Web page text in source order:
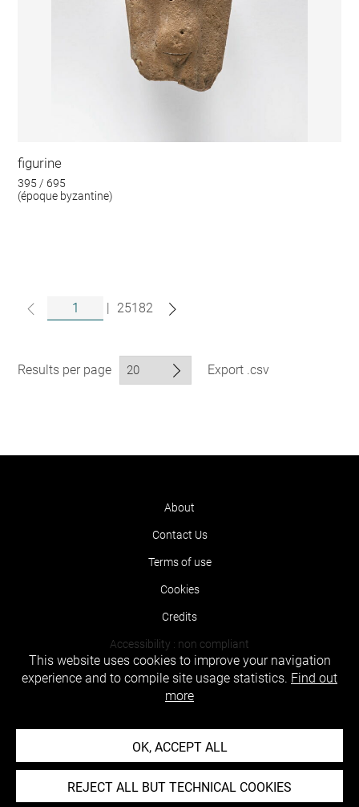
figurine
395 / 695
(époque byzantine)
| 25182
Results per page Export .csv
About
Contact Us
Terms of use
Cookies
Credits
Accessibility : non compliant
This website uses cookies to improve your navigation
experience and to compile site usage statistics. Find out
more
OK, ACCEPT ALL
REJECT ALL BUT TECHNICAL COOKIES